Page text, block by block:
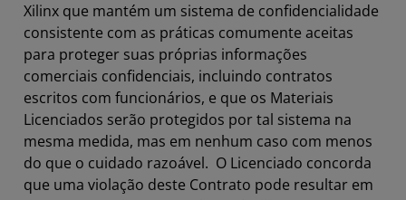
Xilinx que mantém um sistema de confidencialidade
consistente com as práticas comumente aceitas
para proteger suas próprias informações
comerciais confidenciais, incluindo contratos
escritos com funcionários, e que os Materiais
Licenciados serão protegidos por tal sistema na
mesma medida, mas em nenhum caso com menos
do que o cuidado razoável. O Licenciado concorda
que uma violação deste Contrato pode resultar em